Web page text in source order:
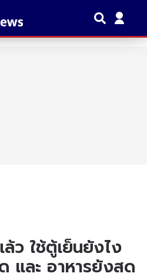
ว ใช้ตู้เย็นยังไง
และ อาหารยังสด